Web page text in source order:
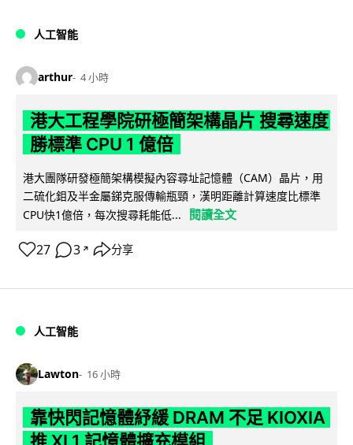
人工智能
arthur 4 小時
港大工程學院研極簡架構晶片 搜尋速度
勝標準 CPU 1 億倍
港大團隊研發極簡架構模擬內容尋址記憶體（CAM）晶片，用
二硫化鉬及半金屬銻克服傳輸瓶頸，漢明距離計算速度比標準
CPU快1億倍，每次搜尋耗能低...
閱讀全文
27 3 ↗ 分享
人工智能
Lawton 16 小時
靠快閃記憶體紓緩 DRAM 不足 KIOXIA